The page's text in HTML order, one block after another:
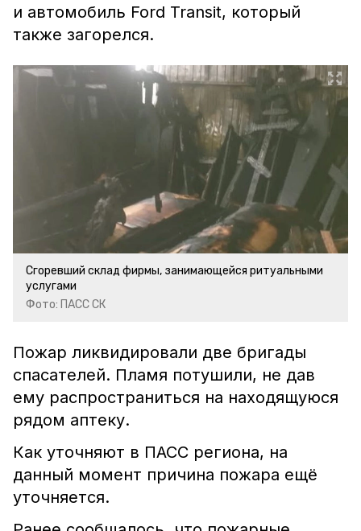
и автомобиль Ford Transit, который
также загорелся.
Сгоревший склад фирмы, занимающейся ритуальными
услугами
Фото: ПАСС СК
Пожар ликвидировали две бригады
спасателей. Пламя потушили, не дав
ему распространиться на находящуюся
рядом аптеку.
Как уточняют в ПАСС региона, на
данный момент причина пожара ещё
уточняется.